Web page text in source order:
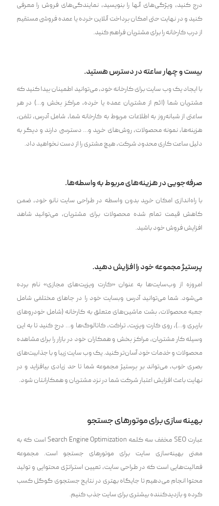
درج کنید، ویژگی‌های آنها را بنویسید، نمایندگی‌های فروش را معرفی
کنید و در نهایت حتی امکان پرداخت آنلاین خرده یا عمده فروشی مستقیم
از درب کارخانه را برای مشتریان فراهم کنید.
بیست و چهار ساعته در دسترس هستید.
با ایجاد یک وب سایت برای کارخانه خود، می‌توانید اطمینان پیدا کنید که
مشتریان شما (ائم از مشتریان عمده یا خرده، مراکز پخش و…) در هر
ساعتی از شبانه‌روز به اطلاعات مربوط به کارخانه شما، شامل آدرس، تلفن،
هزینه‌ها، نمونه محصولات، روش‌های خرید و… دسترسی دارند و دیگر به
دلیل ساعت کاری محدود شرکت، هیچ مشتری را از دست نخواهید داد.
صرفه‌جویی در هزینه‌های مربوط به واسطه‌ها.
با راه‌اندازی امکان خرید بدون واسطه در طراحی سایت نانو خود، ضمن
کاهش قیمت تمام شده محصولات برای مشتریان، می‌توانید شاهد
افزایش فروش خود باشید.
پرستیژ مجموعه خود را افزایش دهید.
امروزه از وب‌سایت‌ها به عنوان «کارت ویزیت‌های مجازی» نام برده
می‌شود. شما می‌توانید آدرس وبسایت خود را در جاهای مختلفی شامل
جعبه محصولات، پشت ماشین‌های متعلق به کارخانه (شامل خودروهای
باربری و…)، روی کارت ویزیت، تراکت، کاتالوگ‌ها و… درج کنید تا به این
وسیله کار مشتریان، مراکز پخش و همکاران خود در بازار را برای مشاهده
محصولات و خدمات خود آسان‌تر کنید. یک وب سایت زیبا و با جذابیت‌های
بصری خوب، می‌تواند بر پرستیژ مجموعه شما تا حد زیادی بیافزاید و در
نهایت باعث افزایش اعتبار شرکت شما در نزد مشتریان و همکارانتان شود.
بهینه سازی برای موتور‌های جستجو
عبارت SEO مخفف سه کلمه Search Engine Optimization است که به
معنی بهینه‌سازی سایت برای موتورهای جستجو است. مجموعه
فعالیت‌هایی است که در طراحی سایت، تعیین استراتژی محتوایی و تولید
محتوا انجام می‌دهیم تا جایگاه بهتری در نتایج جستجوی گوگل کسب
کرده و بازدیدکننده بیشتری برای سایت جذب کنیم.